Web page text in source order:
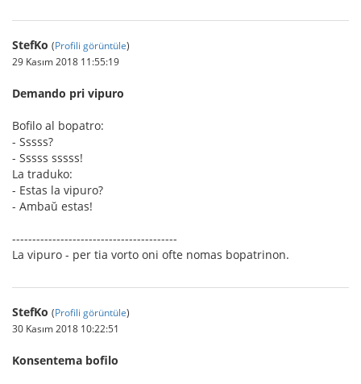
StefKo (Profili görüntüle)
29 Kasım 2018 11:55:19
Demando pri vipuro
Bofilo al bopatro:
- Sssss?
- Sssss sssss!
La traduko:
- Estas la vipuro?
- Ambaŭ estas!
-----------------------------------------
La vipuro - per tia vorto oni ofte nomas bopatrinon.
StefKo (Profili görüntüle)
30 Kasım 2018 10:22:51
Konsentema bofilo